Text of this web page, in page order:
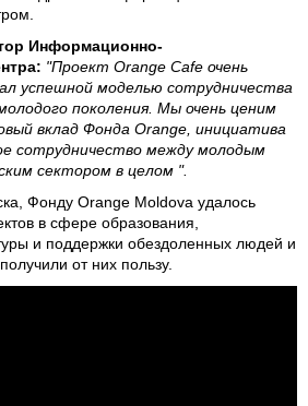
Информационно-
"Проект Orange Cafe очень
успешной моделью сотрудничества
поколения. Мы очень ценим
вклад Фонда Orange, инициатива
сотрудничество между молодым
сектором в целом ".
Фонду Orange Moldova удалось
в сфере образования,
и поддержки обездоленных людей и
от них пользу.